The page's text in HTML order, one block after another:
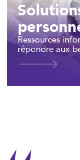
Ressources
répondre aux